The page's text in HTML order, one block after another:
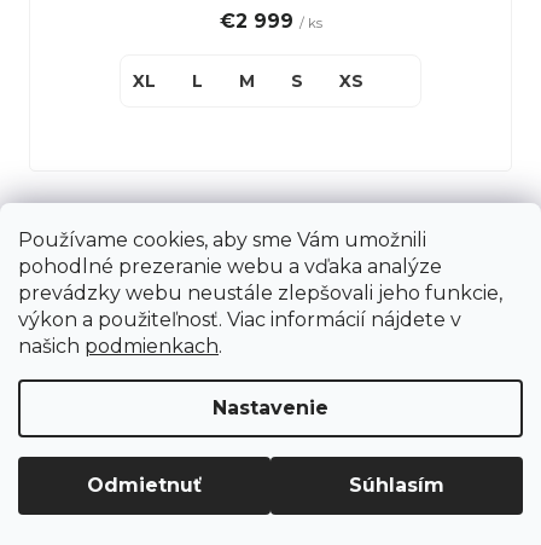
Používame cookies, aby sme Vám umožnili
pohodlné prezeranie webu a vďaka analýze
prevádzky webu neustále zlepšovali jeho funkcie,
výkon a použiteľnosť. Viac informácií nájdete v
našich podmienkach.
Nastavenie
Odmietnuť Súhlasím
€2 999 / ks
XL L M S XS
O
l
á
d
Načítať 24 ďalších
S
t
á
n
k
v
1 3
57položiek celkom